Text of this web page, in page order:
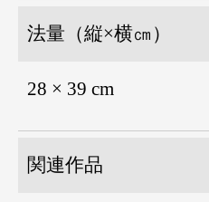
法量（縦×横㎝）
28 × 39 cm
関連作品